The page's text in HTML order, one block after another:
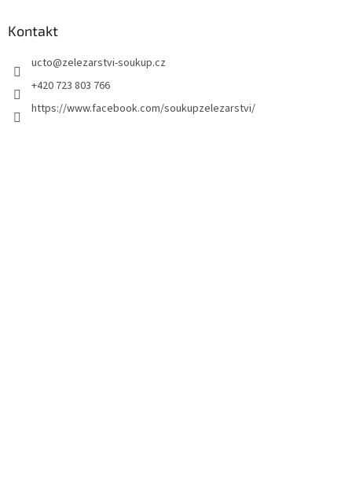
Kontakt
ucto@zelezarstvi-soukup.cz
+420 723 803 766
https://www.facebook.com/soukupzelezarstvi/